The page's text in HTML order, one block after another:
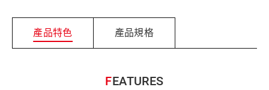
產品特色 產品規格
FEATURES